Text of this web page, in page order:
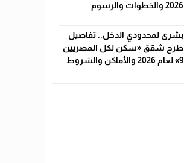
2026 والخطوات والرسوم
بشرى لمحدودي الدخل.. تفاصيل
طرح شقق «سكن لكل المصريين
9» لعام 2026 والأماكن والشروط